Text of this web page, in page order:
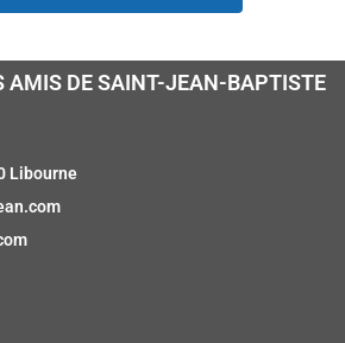
AMIS DE SAINT-JEAN-BAPTISTE
Libourne